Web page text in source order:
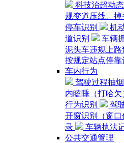
科技治超动
规变道压线、掉
停车识别
机
道识别
车辆
泥头车违规上路
按规定站点停靠
车内行为
驾驶过程抽
内瞌睡（打哈欠
行为识别
驾
开窗识别（窗口
录
车辆执法
公共交通管理